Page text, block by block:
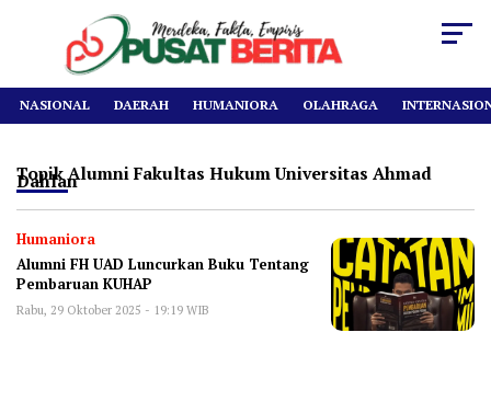
NASIONAL DAERAH HUMANIORA OLAHRAGA
TopikAlumni Fakultas Hukum Universitas Ahmad
Dahlan
Humaniora
Alumni FH UAD Luncurkan Buku Tentang
Pembaruan KUHAP
Rabu, 29 Oktober 2025 - 19:19 WIB